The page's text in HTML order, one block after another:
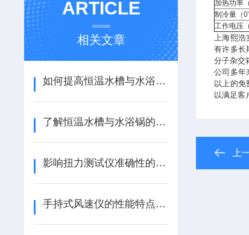
ARTICLE
相关文章
如何提高恒温水槽与水浴锅的温度稳定性？
了解恒温水槽与水浴锅的能效分析与节能技巧
影响扭力测试仪准确性的因素
手持式风速仪的性能特点与技术优势介绍
加热功率
制冷量（
工作电压
上海熙浩
有许多长
分子杂交
公司多年
以上的免
以满足客
上